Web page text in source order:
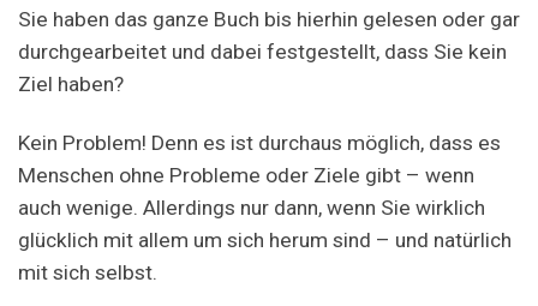
Sie haben das ganze Buch bis hierhin gelesen oder gar
durchgearbeitet und dabei festgestellt, dass Sie kein
Ziel haben?
Kein Problem! Denn es ist durchaus möglich, dass es
Menschen ohne Probleme oder Ziele gibt – wenn
auch wenige. Allerdings nur dann, wenn Sie wirklich
glücklich mit allem um sich herum sind – und natürlich
mit sich selbst.